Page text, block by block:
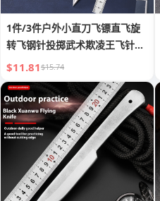
1件/3件户外小直刀飞镖直飞旋
转飞钢针投掷武术欺凌王飞针飞
镖刀自卫
$11.81$15.74